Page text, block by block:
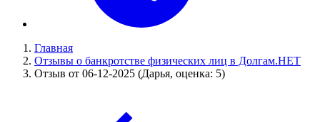
Главная
Отзывы о банкротстве физических лиц в Долгам.НЕТ
Отзыв от 06-12-2025 (Дарья, оценка: 5)